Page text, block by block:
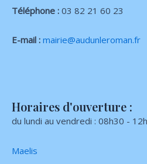
Téléphone : 03 82 21 60 23
E-mail : mairie@audunleroman.fr
Horaires d'ouverture :
du lundi au vendredi : 08h30 -
Maelis